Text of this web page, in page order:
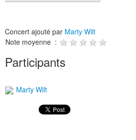
Concert ajouté par Marty Wilt
Note moyenne :
Participants
Marty Wilt